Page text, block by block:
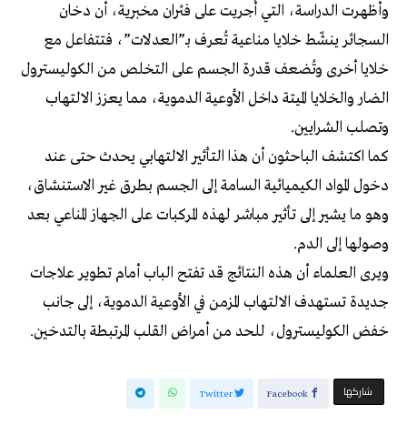
وأظهرت الدراسة، التي أُجريت على فئران مخبرية، أن دخان
السجائر ينشّط خلايا مناعية تُعرف بـ”العدلات”، فتتفاعل مع
خلايا أخرى وتُضعف قدرة الجسم على التخلص من الكوليسترول
الضار والخلايا الميتة داخل الأوعية الدموية، مما يعزز الالتهاب
وتصلب الشرايين.
كما اكتشف الباحثون أن هذا التأثير الالتهابي يحدث حتى عند
دخول المواد الكيميائية السامة إلى الجسم بطرق غير الاستنشاق،
وهو ما يشير إلى تأثير مباشر لهذه المركبات على الجهاز المناعي بعد
وصولها إلى الدم.
ويرى العلماء أن هذه النتائج قد تفتح الباب أمام تطوير علاجات
جديدة تستهدف الالتهاب المزمن في الأوعية الدموية، إلى جانب
خفض الكوليسترول، للحد من أمراض القلب المرتبطة بالتدخين.
‫‫ شاركها‬ Facebook
Twitter